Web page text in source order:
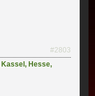
#2803
Kassel, Hesse,